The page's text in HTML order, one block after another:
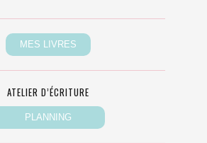
ATELIER D’ÉCRITURE